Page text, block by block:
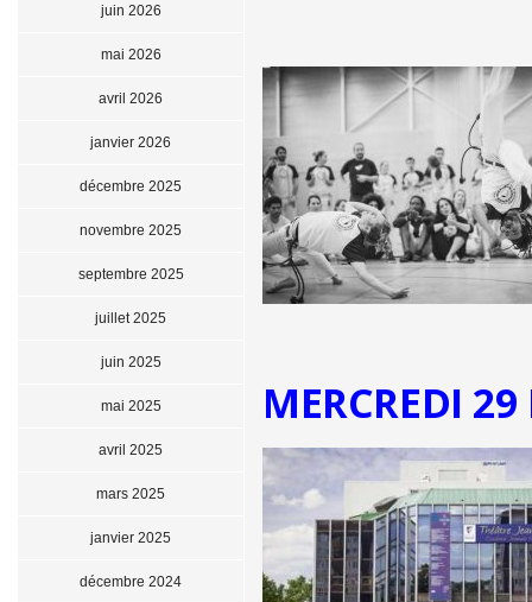
MERCREDI
juin 2026
mai 2026
avril 2026
janvier 2026
décembre 2025
novembre 2025
septembre 2025
juillet 2025
juin 2025
mai 2025
avril 2025
mars 2025
janvier 2025
décembre 2024